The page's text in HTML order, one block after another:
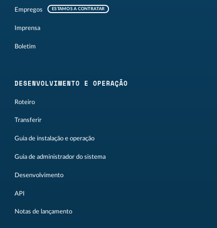
Empregos ESTAMOS A CONTRATAR
Imprensa
Boletim
DESENVOLVIMENTO E OPERAÇÃO
Roteiro
Transferir
Guia de instalação e operação
Guia de administrador do sistema
Desenvolvimento
API
Notas de lançamento